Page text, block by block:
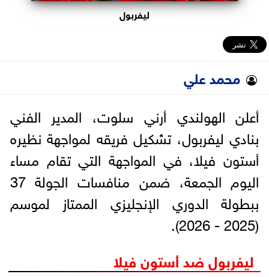
ليفربول
محمد علي
أعلن الهولندي أرني سلوت، المدير الفني
بنادي ليفربول، تشكيل فريقه لمواجهة نظيره
أستون فيلا، في المواجهة التي تقام مساء
اليوم الجمعة، ضمن منافسات الجولة 37
ببطولة الدوري الإنجليزي الممتاز لموسم
(2025 - 2026).
ليفربول ضد أستون فيلا